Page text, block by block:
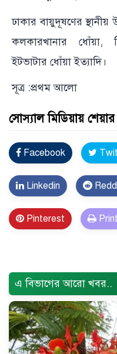
ঢাকার বায়ুদূষণের
কলকারখানার ধোঁয়া,
ইটভাটার ধোঁয়া ইত্যাদি।
সূত্র :প্রথম আলো
সোস্যাল মিডিয়ায়
Facebook
Linkedin
Pinterest Print
এ বিভাগের আরো খবর..